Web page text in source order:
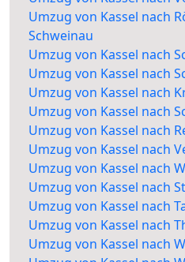
Umzug von Kassel nach
Schweinau
Umzug von Kassel nach
Umzug von Kassel nach
Umzug von Kassel nach
Umzug von Kassel nach
Umzug von Kassel nach
Umzug von Kassel nach
Umzug von Kassel nach
Umzug von Kassel nach
Umzug von Kassel nach
Umzug von Kassel nach
Umzug von Kassel nach